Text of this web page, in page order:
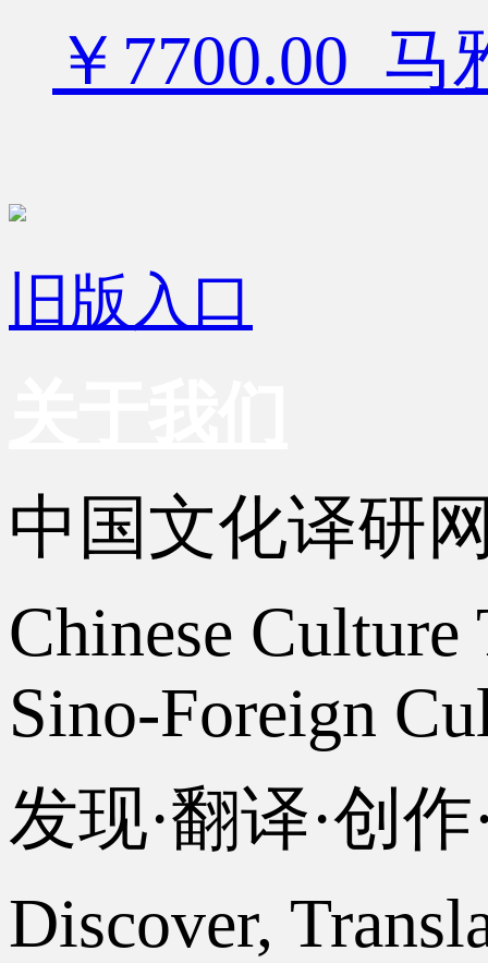
￥7700.00 马
旧版入口
中国文化译研
Chinese
Sino-Foreign
发现·翻译·创
Discover,